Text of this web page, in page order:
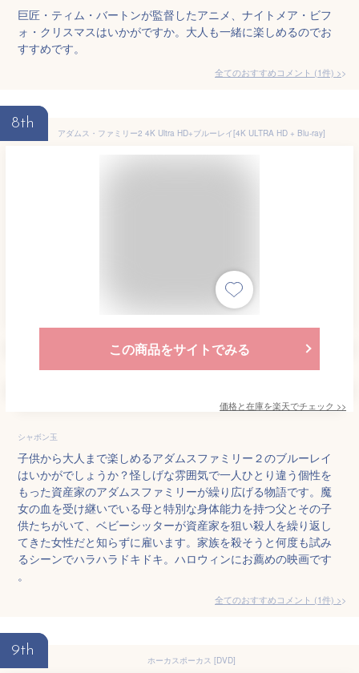
巨匠・ティム・バートンが監督したアニメ、ナイトメア・ビフ
ォ・クリスマスはいかがですか。大人も一緒に楽しめるのでお
すすめです。
全てのおすすめコメント (1件) >
8th
アダムス・ファミリー2 4K Ultra HD+ブルーレイ[4K ULTRA HD + Blu-ray]
この商品をサイトでみる
価格と在庫を楽天でチェック >>
シャボン玉
子供から大人まで楽しめるアダムスファミリー２のブルーレイ
はいかがでしょうか？怪しげな雰囲気で一人ひとり違う個性を
もった資産家のアダムスファミリーが繰り広げる物語です。魔
女の血を受け継いでいる母と特別な身体能力を持つ父とその子
供たちがいて、ベビーシッターが資産家を狙い殺人を繰り返し
てきた女性だと知らずに雇います。家族を殺そうと何度も試み
るシーンでハラハラドキドキ。ハロウィンにお薦めの映画です
。
全てのおすすめコメント (1件) >
9th
ホーカスポーカス [DVD]